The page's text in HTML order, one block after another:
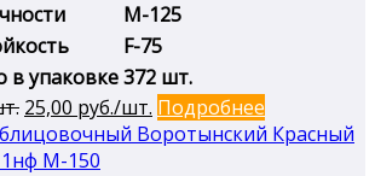
М-125
F-75
в упаковке372 шт.
Первоначальная
цена
составляла
25,00 руб./шт. Текущая
цена:
Подробнее